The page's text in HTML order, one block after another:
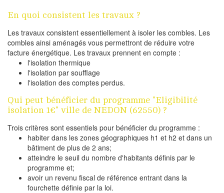
En quoi consistent les travaux ?
Les travaux consistent essentiellement à isoler les combles. Les
combles ainsi aménagés vous permettront de réduire votre
facture énergétique. Les travaux prennent en compte :
l'isolation thermique
l'isolation par soufflage
l'isolation des comptes perdus.
Qui peut bénéficier du programme "Eligibilité
isolation 1€" ville de NEDON (62550) ?
Trois critères sont essentiels pour bénéficier du programme :
habiter dans les zones géographiques h1 et h2 et dans un
bâtiment de plus de 2 ans;
atteindre le seuil du nombre d'habitants définis par le
programme et;
avoir un revenu fiscal de référence entrant dans la
fourchette définie par la loi.